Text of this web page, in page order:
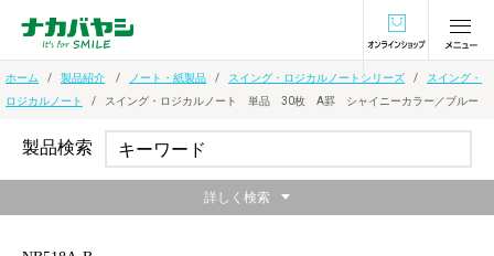
オンラインショ
ホーム 製品紹介 ノート・紙製品 スイング・ロジカルノートシリーズ
スイング・
ロジカルノート
スイング・ロジカルノート 単品 30枚 A罫 シャイニーカラー／ブルー
製品検索
詳しく検索